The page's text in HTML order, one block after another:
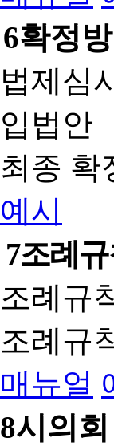
6확정
법제심
입법안
최종 확
예시
7조례
조례규
조례규
매뉴얼
8시의